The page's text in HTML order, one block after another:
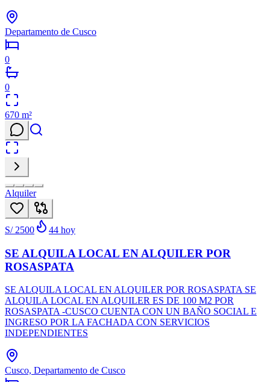
Departamento de Cusco
0
0
670 m²
Alquiler
S/ 2500 44 hoy
SE ALQUILA LOCAL EN ALQUILER POR
ROSASPATA
SE ALQUILA LOCAL EN ALQUILER POR ROSASPATA SE
ALQUILA LOCAL EN ALQUILER ES DE 100 M2 POR
ROSASPATA -CUSCO CUENTA CON UN BAÑO SOCIAL E
INGRESO POR LA FACHADA CON SERVICIOS
INDEPENDIENTES
Cusco, Departamento de Cusco